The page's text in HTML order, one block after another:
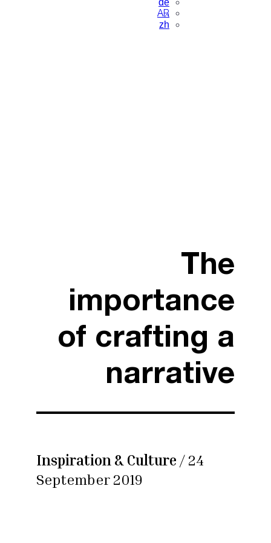
de
AR
zh
The
importance
of crafting a
narrative
Inspiration & Culture / 24
September 2019